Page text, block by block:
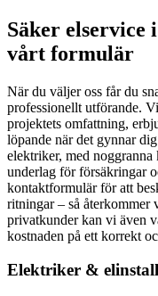
Säker elservice
vårt formulär
När du väljer oss får du
professionellt utförande.
projektets omfattning,
löpande när det gynnar
elektriker, med
underlag för försäkringar
kontaktformulär för att
ritningar – så återkommer
privatkunder kan vi även
kostnaden på ett korrekt
Elektriker &